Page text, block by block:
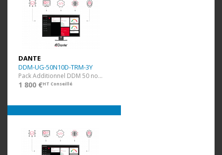
DANTE
DDM-UG-50N10D-TRM-3Y
Pack Additionnel DDM 50 nodes et 10 domaines + 3 ans
1 800 €HT Conseillé